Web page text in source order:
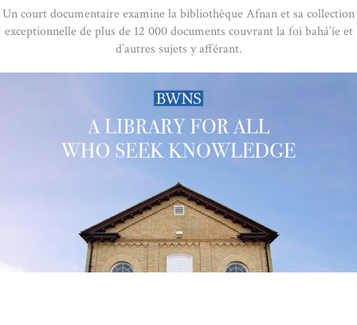
Un court documentaire examine la bibliothèque Afnan et sa collection
exceptionnelle de plus de 12 000 documents couvrant la foi bahá’íe et
d’autres sujets y afférant.